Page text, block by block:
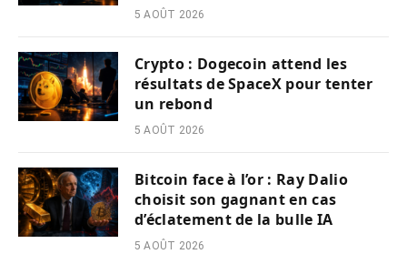
5 AOÛT 2026
Crypto : Dogecoin attend les
résultats de SpaceX pour tenter
un rebond
5 AOÛT 2026
Bitcoin face à l’or : Ray Dalio
choisit son gagnant en cas
d’éclatement de la bulle IA
5 AOÛT 2026